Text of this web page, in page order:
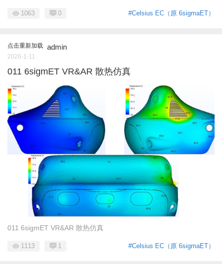
#Celsius EC（原 6sigmaET）
1063 0
点击重新加载 admin
2026-1-11
011 6sigmET VR&AR 散热仿真
011 6sigmET VR&AR 散热仿真
#Celsius EC（原 6sigmaET）
1113 1